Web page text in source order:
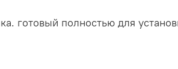
готовый полностью для